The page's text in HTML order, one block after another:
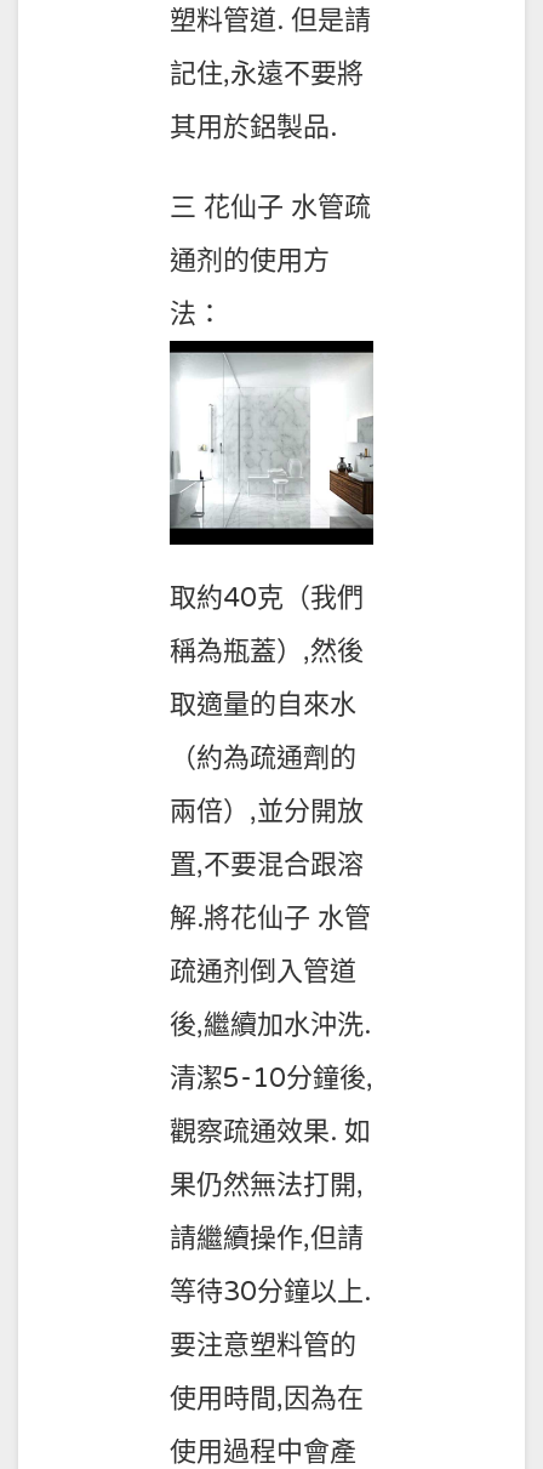
塑料管道. 但是請
記住,永遠不要將
其用於鋁製品.
三 花仙子 水管疏
通剂的使用方
法：
取約40克（我們
稱為瓶蓋）,然後
取適量的自來水
（約為疏通劑的
兩倍）,並分開放
置,不要混合跟溶
解.將花仙子 水管
疏通剂倒入管道
後,繼續加水沖洗.
清潔5-10分鐘後,
觀察疏通效果. 如
果仍然無法打開,
請繼續操作,但請
等待30分鐘以上.
要注意塑料管的
使用時間,因為在
使用過程中會產